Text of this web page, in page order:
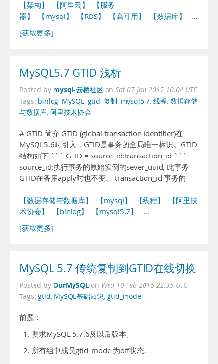
【架构】 【阿里云】
【服务
器】
【mysql】 【RDS】 【高可用】 【数据库】
…
[获取更多]
MySQL5.7 GTID 浅析
Posted by mysql-云栖社区 on Sat 07 Jan 2017 10:04 UTC
Tags: binlog, MySQL, gtid, 复制, mysql5.7, 线程, 数据存储
与数据库, 阿里技术协会
# GTID 简介 GTID (global transaction identifier)在
MySQL5.6时引入，GTID是事务的全局唯一标识。GTID
结构如下 ``` GTID = source_id:transaction_id ```
source_id:执行事务的原始实例的sever_uuid, 此事务
GTID在备库apply时也不变。 transaction_id:事务的
【数据存储与数据库】 【mysql】 【线程】
【阿里技
术协会】
【binlog】 【mysql5.7】
…
[获取更多]
MySQL 5.7 传统复制到GTID在线切换
Posted by OurMySQL on Wed 10 Feb 2016 22:35 UTC
Tags: gtid, MySQL基础知识, gtid_mode
前题：
要求MySQL 5.7.6及以后版本。
所有组中成员gtid_mode 为off状态。